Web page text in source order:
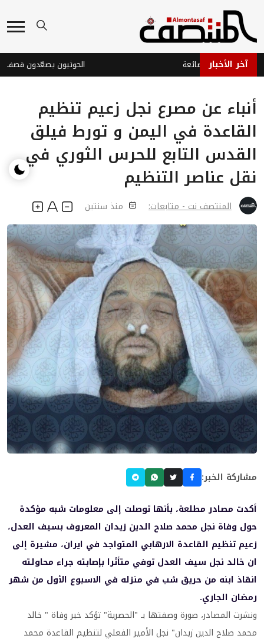
آخر الأخبار
الضائعة الحوثيون يصعّدون قصف مأرب
أنباء عن مصرع نجل زعيم تنظيم
القاعدة في اليمن و تورط فيلق
القدس التابع للحرس الثوري في
نقل عناصر التنظيم
المنتصف نت - متابعات: منذ سنتين
مشاركة الخبر:
أكدت مصادر مطلعة، بأنها توصلت إلى معلومات شبه مؤكدة
حول وفاة نجل محمد صلاح الدين زيدان المعروف بسيف العدل،
زعيم تنظيم القاعدة الارهابي المتواجد في ايران، مشيرة إلى
ان خالد نجل سيف العدل توفي متأثرا بإصابته جراء محاولته
انقاذ ابنه من حريق شب في منزله في الاسبوع الأول من شهر
رمضان الجاري.
ونشرت المصادر، صورة وصفتها بـ "الحصرية" تؤكد خبر وفاة " خالد
محمد صلاح الدين زيدان" نجل الأمير الفعلي لتنظيم القاعدة محمد